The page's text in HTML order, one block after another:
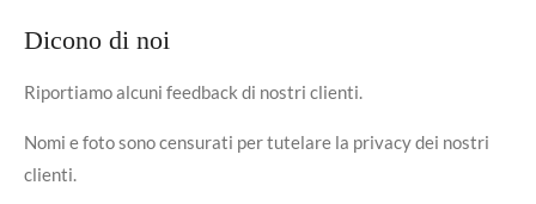
Dicono di noi
Riportiamo alcuni feedback di nostri clienti.
Nomi e foto sono censurati per tutelare la privacy dei nostri
clienti.